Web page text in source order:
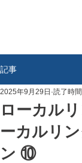
記事
ローカル
ーカルリ
ン ⑩
2025年9月29日 読了時